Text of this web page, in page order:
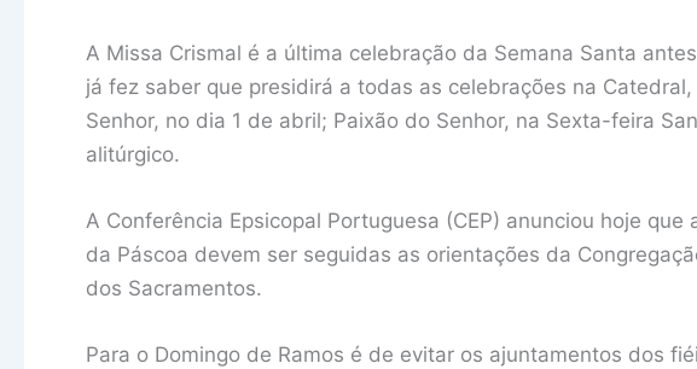
A Missa Crismal é a última celebração da Semana Santa
já fez saber que presidirá a todas as celebrações na
Senhor, no dia 1 de abril; Paixão do Senhor, na Sexta-feira
alitúrgico.
A Conferência Epsicopal Portuguesa (CEP) anunciou hoje
da Páscoa devem ser seguidas as orientações da
dos Sacramentos.
Para o Domingo de Ramos é de evitar os ajuntamentos dos